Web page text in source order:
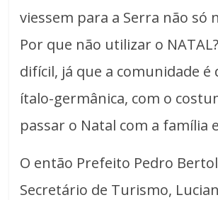
viessem para a Serra não só
Por que não utilizar o
difícil, já que a comunidade é
ítalo-germânica, com o
passar o Natal com a família
O então Prefeito Pedro
Secretário de Turismo,